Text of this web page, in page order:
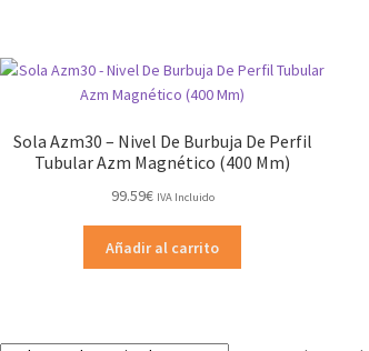
Sola Azm30 – Nivel De Burbuja De Perfil
Tubular Azm Magnético (400 Mm)
99.59€ IVA Incluido
Añadir al carrito